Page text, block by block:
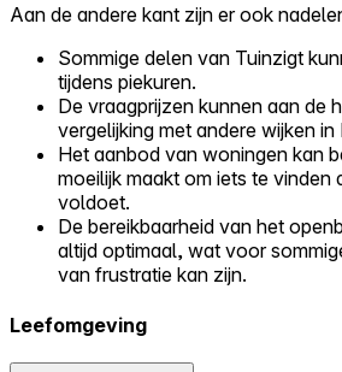
Aan de andere kant zijn er ook
Sommige delen van Tuinzigt
tijdens piekuren.
De vraagprijzen kunnen aan de
vergelijking met andere wijken in
Het aanbod van woningen kan
moeilijk maakt om iets te vinden
voldoet.
De bereikbaarheid van het
altijd optimaal, wat voor
van frustratie kan zijn.
Leefomgeving